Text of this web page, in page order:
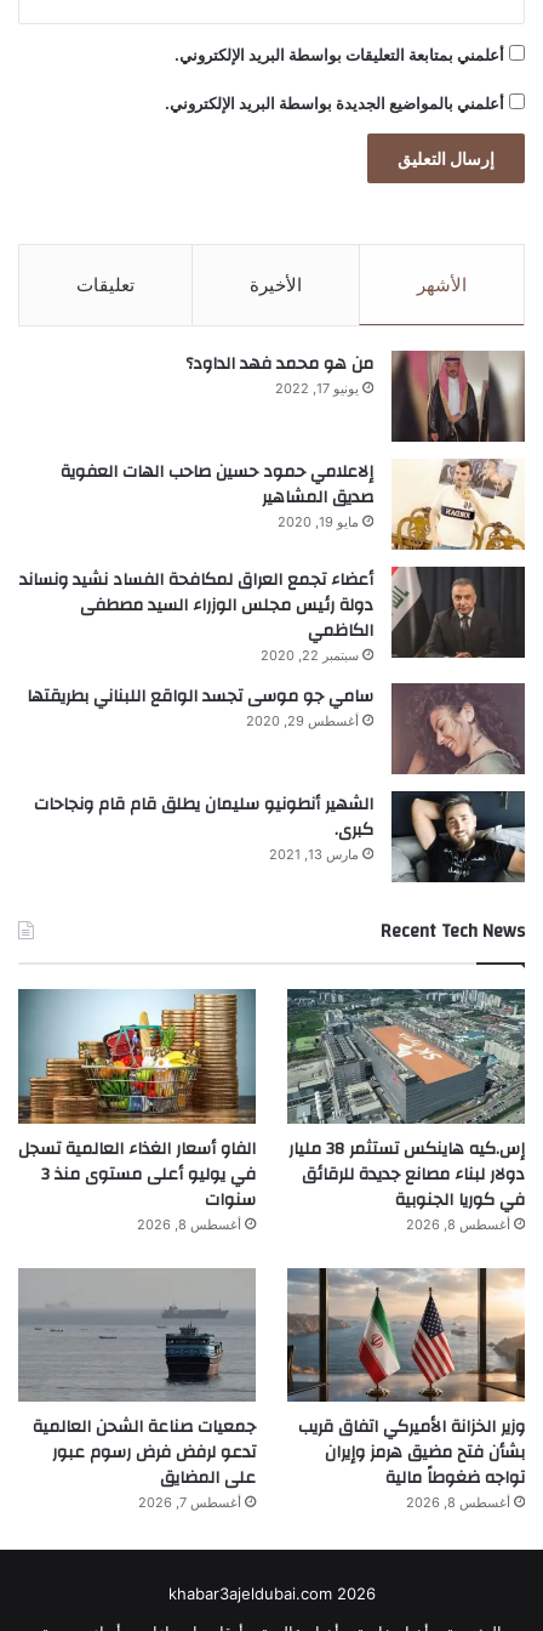
أعلمني بمتابعة التعليقات بواسطة البريد الإلكتروني.
أعلمني بالمواضيع الجديدة بواسطة البريد الإلكتروني.
الأشهر الأخيرة تعليقات
من هو محمد فهد الداود؟
يونيو 17, 2022
إلاعلامي حمود حسين صاحب الهات العفوية
صديق المشاهير
مايو 19, 2020
أعضاء تجمع العراق لمكافحة الفساد نشيد ونساند
دولة رئيس مجلس الوزراء السيد مصطفى
الكاظمي
سبتمبر 22, 2020
سامي جو موسى تجسد الواقع اللبناني بطريقتها
أغسطس 29, 2020
الشهير أنطونيو سليمان يطلق قام قام ونجاحات
كبرى.
مارس 13, 2021
Recent Tech News
إس.كيه هاينكس تستثمر 38 مليار
دولار لبناء مصانع جديدة للرقائق
في كوريا الجنوبية
أغسطس 8, 2026
الفاو أسعار الغذاء العالمية تسجل
في يوليو أعلى مستوى منذ 3
سنوات
أغسطس 8, 2026
وزير الخزانة الأميركي اتفاق قريب
بشأن فتح مضيق هرمز وإيران
تواجه ضغوطاً مالية
أغسطس 8, 2026
جمعيات صناعة الشحن العالمية
تدعو لرفض فرض رسوم عبور
على المضايق
أغسطس 7, 2026
khabar3ajeldubai.com 2026